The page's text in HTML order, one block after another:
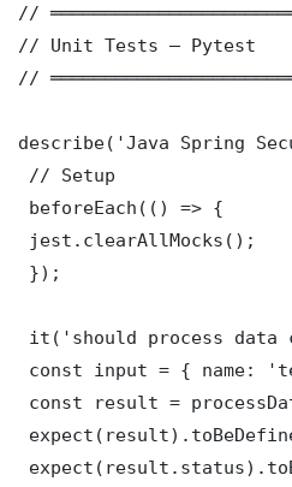
//
// Unit Tests — Pytest
//
describe('Java Spring
// Setup
beforeEach(() => {
jest.clearAllMocks();
});
it('should process
const input = { name:
const result =